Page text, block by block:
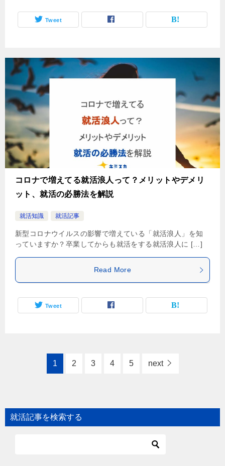
Tweet
コロナで増えてる就活浪人って？メリットやデメリ
ット、就活の必勝法を解説
就活知識 就活記事
新型コロナウイルスの影響で増えている「就活浪人」を知
っていますか？卒業してからも就活をする就活浪人に […]
Read More
Tweet
1 2 3 4 5 next
就活記事を検索する